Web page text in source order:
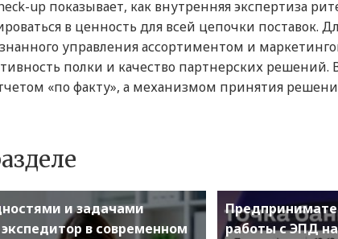
up показывает, как внутренняя экспертиза
в ценность для всей цепочки поставок.
управления ассортиментом и
полки и качество партнерских решений.
«по факту», а механизмом принятия
и задачами
в современном
работы с ЭПД